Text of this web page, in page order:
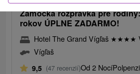
Zámocká rozprávka pre
rokov ÚPLNE ZADARMO!
Hotel The Grand Vígľaš ★★★★
Vígľaš
9,5 (47 recenzií)Od 2 Nocí